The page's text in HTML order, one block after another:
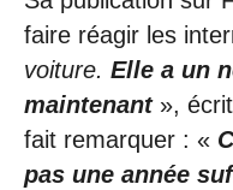
faire réagir les
voiture. Elle a un
maintenant »,
fait remarquer : «
pas une année